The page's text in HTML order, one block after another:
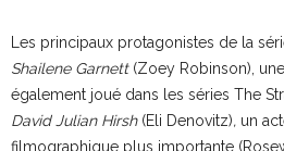
Les principaux protagonistes de la
Shailene Garnett(Zoey Robinson),
également joué dans les séries The
David Julian Hirsh (Eli Denovitz), un
filmographique plus importante